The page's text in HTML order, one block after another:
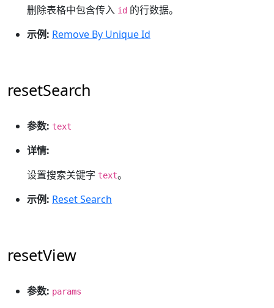
删除表格中包含传入 id 的行数据。
示例: Remove By Unique Id
resetSearch
参数: text
详情:
设置搜索关键字 text。
示例: Reset Search
resetView
参数: params